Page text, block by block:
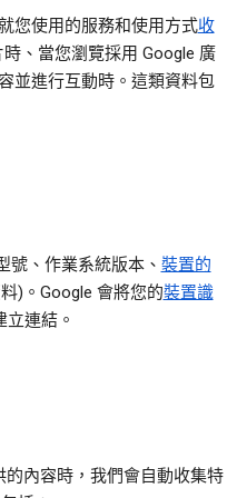
您使用的服務和使用方式收
、當您瀏覽採用 Google 廣
並進行互動時。這類資料包
、作業系統版本、 裝置的
)。Google 會將您的裝置識
連結。
的內容時，我們會自動收集特